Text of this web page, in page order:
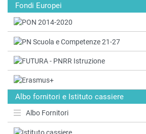
Fondi Europei
Albo fornitori e Istituto cassiere
Albo Fornitori